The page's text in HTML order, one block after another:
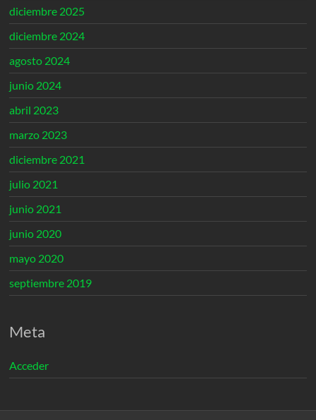
diciembre 2025
diciembre 2024
agosto 2024
junio 2024
abril 2023
marzo 2023
diciembre 2021
julio 2021
junio 2021
junio 2020
mayo 2020
septiembre 2019
Meta
Acceder